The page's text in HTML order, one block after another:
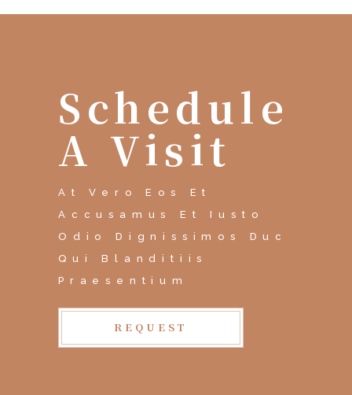
Schedule
A Visit
At Vero Eos Et
Accusamus Et Iusto
Odio Dignissimos Duc
Qui Blanditiis
Praesentium
REQUEST